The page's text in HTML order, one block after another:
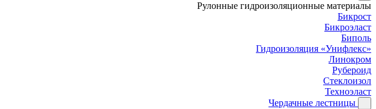
Рулонные гидроизоляционные материалы
Бикрост
Бикроэласт
Биполь
Гидроизоляция «Унифлекс»
Линокром
Рубероид
Стеклоизол
Техноэласт
Чердачные лестницы